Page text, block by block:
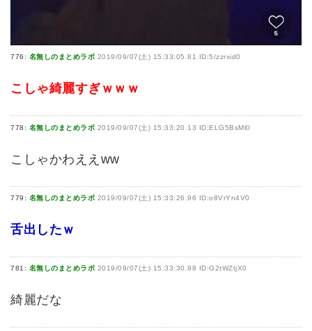
776: 名無しのまとめラボ 2019/09/07(土) 15:33:05.81 ID:5/zzrxid0
こしゃ綺麗すぎｗｗｗ
778: 名無しのまとめラボ 2019/09/07(土) 15:33:20.13 ID:ELG5BsMl0
こしゃかわええww
779: 名無しのまとめラボ 2019/09/07(土) 15:33:26.96 ID:o8VrYn4V0
舌出したｗ
781: 名無しのまとめラボ 2019/09/07(土) 15:33:30.98 ID:G2tWZtjX0
綺麗だな